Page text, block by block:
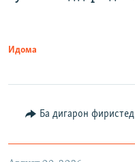
Идома
Ба дигарон фиристед